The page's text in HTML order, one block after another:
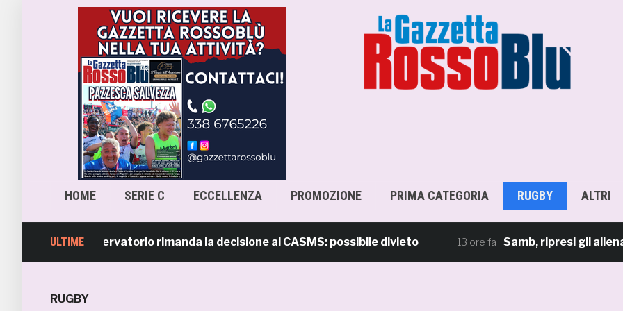
HOME SERIE C ECCELLENZA PROMOZIONE PRIMA CATEGORIA RUGBY ALTRI
ULTIME
l’Osservatorio rimanda la decisione al CASMS: possibile divieto 13 ore fa Samb, ripresi gli
RUGBY